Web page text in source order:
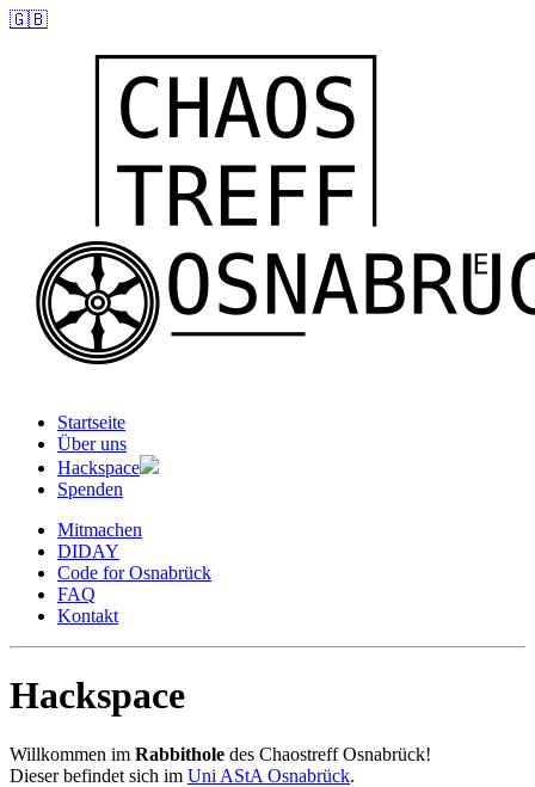
🇬🇧
Startseite
Über uns
Hackspace
Spenden
Mitmachen
DIDAY
Code for Osnabrück
FAQ
Kontakt
Hackspace
Willkommen im Rabbithole des Chaostreff Osnabrück!
Dieser befindet sich im Uni AStA Osnabrück.